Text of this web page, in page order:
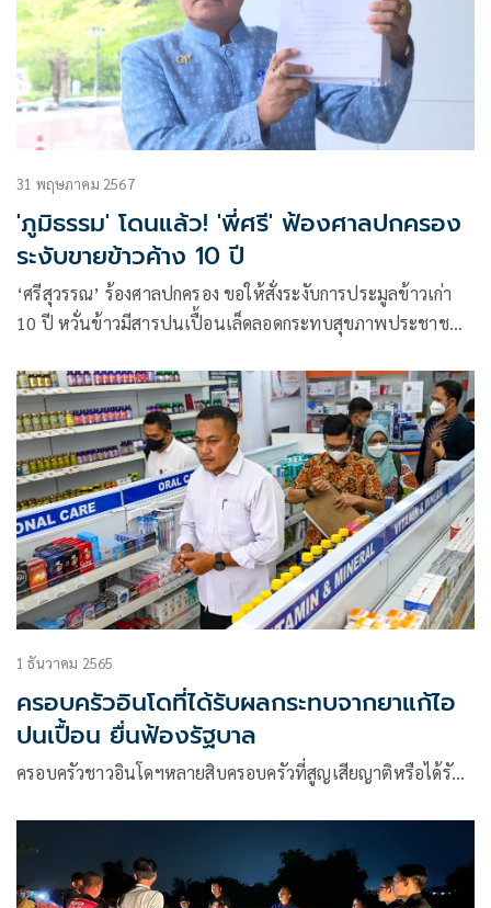
31 พฤษภาคม 2567
'ภูมิธรรม' โดนแล้ว! 'พี่ศรี' ฟ้องศาลปกครอง
ระงับขายข้าวค้าง 10 ปี
‘ศรีสุวรรณ’ ร้องศาลปกครอง ขอให้สั่งระงับการประมูลข้าวเก่า
10 ปี หวั่นข้าวมีสารปนเปื้อนเล็ดลอดกระทบสุขภาพประชาชน
1 ธันวาคม 2565
ครอบครัวอินโดที่ได้รับผลกระทบจากยาแก้ไอ
ปนเปื้อน ยื่นฟ้องรัฐบาล
ครอบครัวชาวอินโดฯหลายสิบครอบครัวที่สูญเสียญาติหรือได้รั…